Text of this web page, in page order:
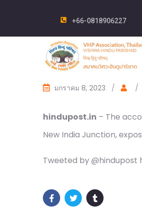
+66-0818906227
มกราคม 8, 2023 / /
hindupost.in – The
New India Junction,
Tweeted by